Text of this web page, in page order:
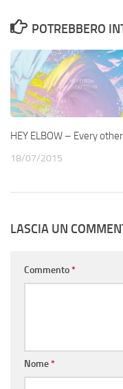
POTREBBERO
HEY ELBOW – Every other
18/07/2015
LASCIA UN
Commento*
Nome*